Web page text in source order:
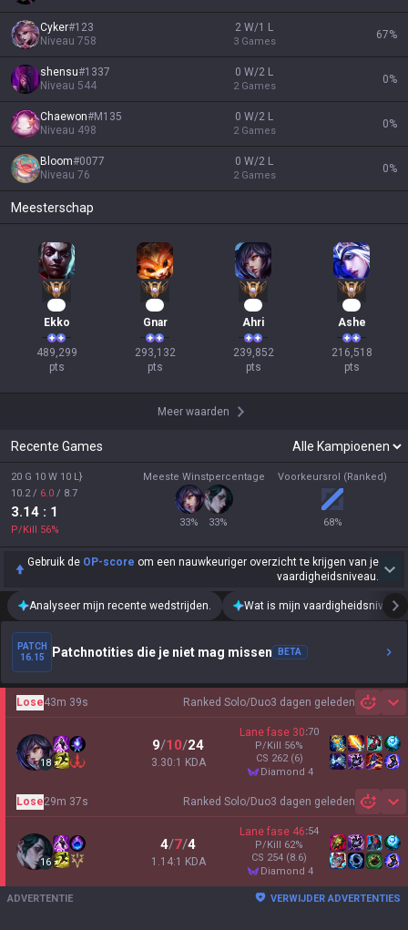
Cyker#123
Niveau 758
2 W/1 L
3 Games
67%
shensu#1337
Niveau 544
0 W/2 L
2 Games
0%
Chaewon#M135
Niveau 498
0 W/2 L
2 Games
0%
Bloom#0077
Niveau 76
0 W/2 L
2 Games
0%
Meesterschap
Ekko
489,299
pts
Gnar
293,132
pts
Ahri
239,852
pts
Ashe
216,518
pts
Meer waarden
Recente Games
20 G 10 W 10 L}
10.2/ 6.0 / 8.7
3.14 : 1
P/Kill 56%
Meeste Winstpercentage
33% 33%
Voorkeursrol (Ranked)
68%
Gebruik de OP-score om een nauwkeuriger overzicht te krijgen van je
vaardigheidsniveau.
Analyseer mijn recente wedstrijden. Wat is mijn vaardigheidsniveau?
PATCH
16.15
Patchnotities die je niet mag missen BETA
Ranked Solo/Duo3 dagen geleden
Lose43m 39s
18
9/10/24
3.30:1 KDA
Lane fase 30:70
P/Kill 56%
CS 262 (6)
diamond 4
Ranked Solo/Duo3 dagen geleden
Lose29m 37s
16
4/7/4
1.14:1 KDA
Lane fase 46:54
P/Kill 62%
CS 254 (8.6)
diamond 4
ADVERTENTIE VERWIJDER ADVERTENTIES